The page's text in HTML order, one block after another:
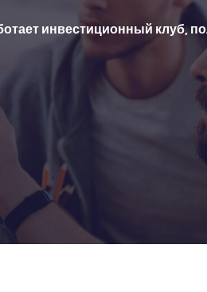
инвестиционный клуб,